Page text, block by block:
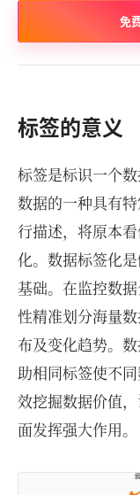
免
标签的意义
标签是标识一个
数据的一种具有
行描述，将原本
化。数据标签化
基础。在监控数
性精准划分海量
布及变化趋势。
助相同标签使不
效挖掘数据价值
面发挥强大作用。